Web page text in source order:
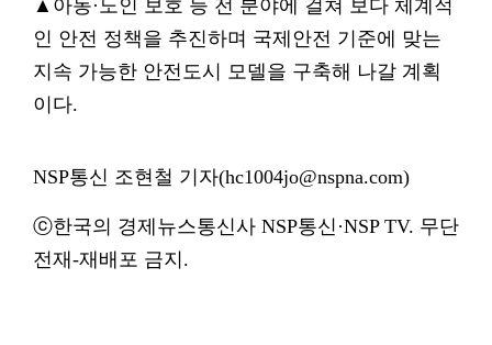
▲아동·노인 보호 등 전 분야에 걸쳐 보다 체계적
인 안전 정책을 추진하며 국제안전 기준에 맞는
지속 가능한 안전도시 모델을 구축해 나갈 계획
이다.
NSP통신 조현철 기자(hc1004jo@nspna.com)
ⓒ한국의 경제뉴스통신사 NSP통신·NSP TV. 무단
전재-재배포 금지.